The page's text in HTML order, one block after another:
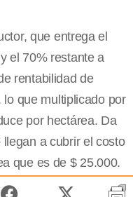
que entrega el
el 70% restante a
rentabilidad de
que multiplicado por
por hectárea. Da
a cubrir el costo
que es de $ 25.000.